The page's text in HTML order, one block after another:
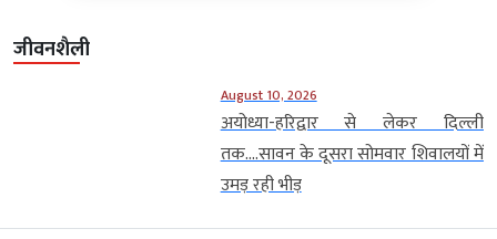
जीवनशैली
August 10, 2026
अयोध्या-हरिद्वार से लेकर दिल्ली
तक….सावन के दूसरा सोमवार शिवालयों में
उमड़ रही भीड़